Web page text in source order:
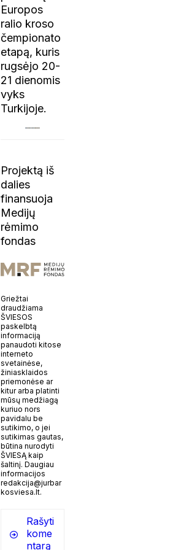
Europos
ralio kroso
čempionato
etapą, kuris
rugsėjo 20-
21 dienomis
vyks
Turkijoje.
Projektą iš
dalies
finansuoja
Medijų
rėmimo
fondas
Griežtai
draudžiama
ŠVIESOS
paskelbtą
informaciją
panaudoti kitose
interneto
svetainėse,
žiniasklaidos
priemonėse ar
kitur arba platinti
mūsų medžiagą
kuriuo nors
pavidalu be
sutikimo, o jei
sutikimas gautas,
būtina nurodyti
ŠVIESĄ kaip
šaltinį. Daugiau
informacijos
redakcija@jurbar
kosviesa.lt.
Rašyti
kome
ntarą